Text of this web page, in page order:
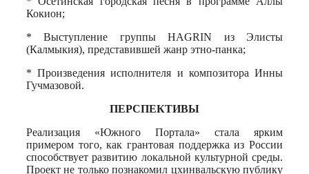
Кокион;
* Выступление группы HAGRIN из Элисты
(Калмыкия), представившей жанр этно-панка;
* Произведения исполнителя и композитора Инны
Гучмазовой.
ПЕРСПЕКТИВЫ
Реализация «Южного Портала» стала ярким
примером того, как грантовая поддержка из России
способствует развитию локальной культурной среды.
Проект не только познакомил цхинвальскую публику